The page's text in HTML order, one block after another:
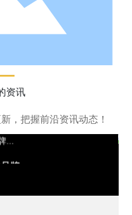
资讯
，把握前沿资讯动态！